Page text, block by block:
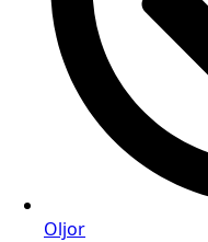
Oljor